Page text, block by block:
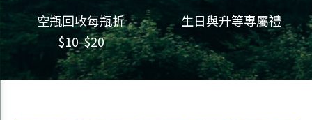
空瓶回收每瓶折
$10-$20
生日與升等專屬禮